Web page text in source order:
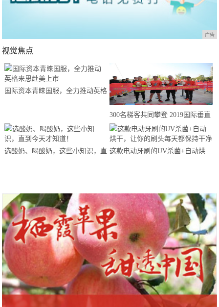
广告
视觉焦点
国际资本青睐国服，全力推动英格
300名梯客共同攀登 2019国际垂直
马拉松超级精英赛顺德海骏达中心
站欢乐开跑
选酸奶、喝酸奶，这些小知识，直 这款电动牙刷的UV杀菌+自动烘